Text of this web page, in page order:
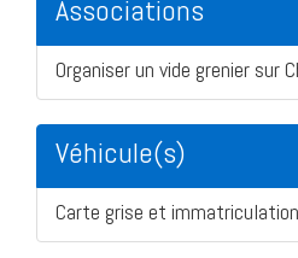
Associations
Organiser un vide grenier sur
Véhicule(s)
Carte grise et